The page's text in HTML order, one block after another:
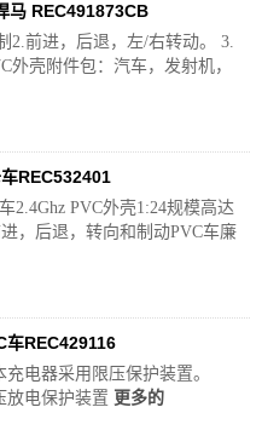
马 REC491873CB
2.前进，后退，左/右转动。 3.
外壳附件包：汽车，发射机，
REC532401
2.4Ghz PVC外壳1:24规模高达
，后退，转向和制动PVC车廉
车REC429116
电器采用限压保护装置。
放电保护装置 更多的